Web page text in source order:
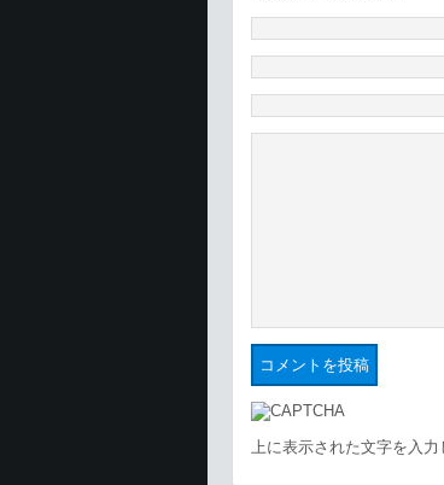
上に表示された文字を入力